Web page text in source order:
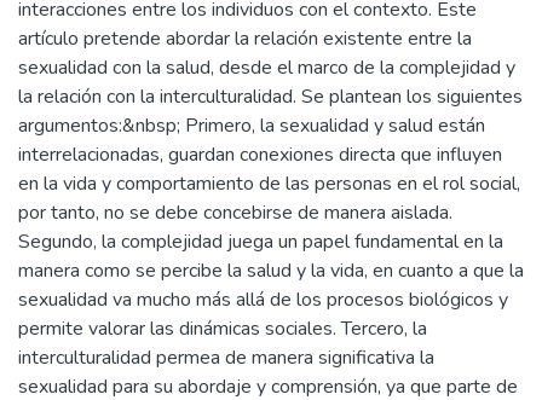
interacciones entre los individuos con el contexto. Este
artículo pretende abordar la relación existente entre la
sexualidad con la salud, desde el marco de la complejidad y
la relación con la interculturalidad. Se plantean los siguientes
argumentos:&nbsp; Primero, la sexualidad y salud están
interrelacionadas, guardan conexiones directa que influyen
en la vida y comportamiento de las personas en el rol social,
por tanto, no se debe concebirse de manera aislada.
Segundo, la complejidad juega un papel fundamental en la
manera como se percibe la salud y la vida, en cuanto a que la
sexualidad va mucho más allá de los procesos biológicos y
permite valorar las dinámicas sociales. Tercero, la
interculturalidad permea de manera significativa la
sexualidad para su abordaje y comprensión, ya que parte de